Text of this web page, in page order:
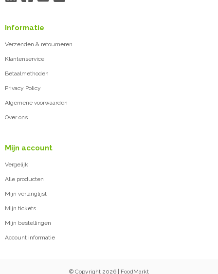
Informatie
Verzenden & retourneren
Klantenservice
Betaalmethoden
Privacy Policy
Algemene voorwaarden
Over ons
Mijn account
Vergelijk
Alle producten
Mijn verlanglijst
Mijn tickets
Mijn bestellingen
Account informatie
© Copyright 2026 | FoodMarkt